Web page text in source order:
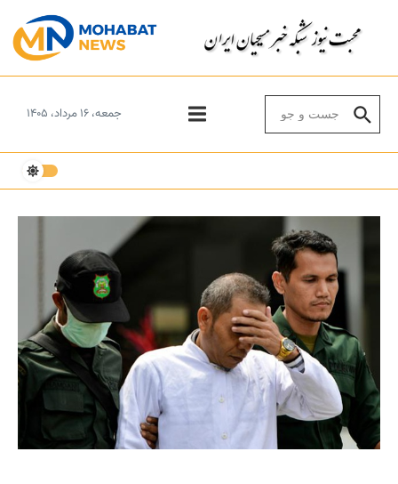
جمعه، ۱۶ مرداد، ۱۴۰۵